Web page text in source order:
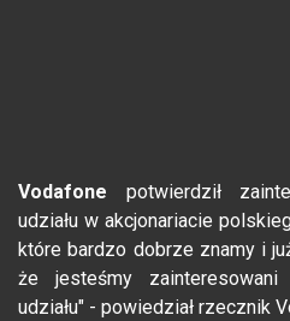
Vodafone potwierdził
udziału w akcjonariacie
które bardzo dobrze znamy i
że jesteśmy
udziału" - powiedział rzecznik